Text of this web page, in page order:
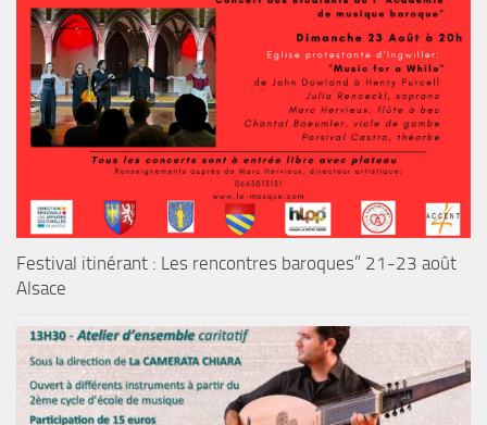
Festival itinérant : Les rencontres baroques” 21-23 août
Alsace